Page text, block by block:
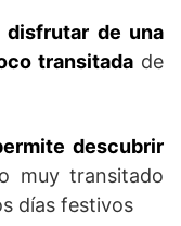
disfrutar de una
transitada de
descubrir
muy transitado
días festivos